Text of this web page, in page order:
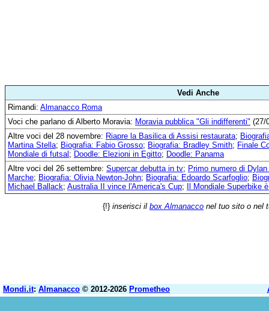
Vedi Anche
Rimandi: Almanacco Roma
Voci che parlano di Alberto Moravia: Moravia pubblica "Gli indifferenti" (27/
Altre voci del 28 novembre: Riapre la Basilica di Assisi restaurata;
Martina Stella; Biografia: Fabio Grosso; Biografia: Bradley Smith; Finale
Mondiale di futsal ; Doodle: Elezioni in Egitto; Doodle: Panama
Altre voci del 26 settembre: Supercar debutta in tv; Primo numero di Dylan
Marche; Biografia: Olivia Newton-John; Biografia: Edoardo Scarfoglio;
Michael Ballack; Australia II vince l'America's Cup; Il Mondiale Superbike
{!} inserisci il box Almanacco nel tuo sito o nel
Mondi.it: Almanacco © 2012-2026 Prometheo